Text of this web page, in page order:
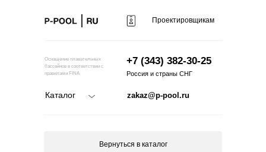
Оснащение плавательных
бассейнов в соответствии с
правилами FINA
Каталог zakaz@p-pool.ru
Проектировщикам
+7 (343) 382-30-25
Россия и страны СНГ
Вернуться в каталог